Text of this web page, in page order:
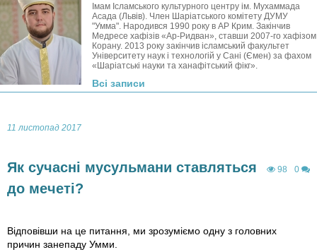
тут
Імам Ісламського культурного центру ім. Мухаммада
Асада (Львів). Член Шаріатського комітету ДУМУ
"Умма". Народився 1990 року в АР Крим. Закінчив
Медресе хафізів «Ар-Ридван», ставши 2007‑го хафізом
Корану. 2013 року закінчив ісламський факультет
Університету наук і технологій у Сані (Ємен) за фахом
«Шаріатські науки та ханафітський фікг».
Всі записи
11 листопад 2017
98 0
Як сучасні мусульмани ставляться
до мечеті?
Відповівши на це питання, ми зрозуміємо одну з головних
причин занепаду Умми.